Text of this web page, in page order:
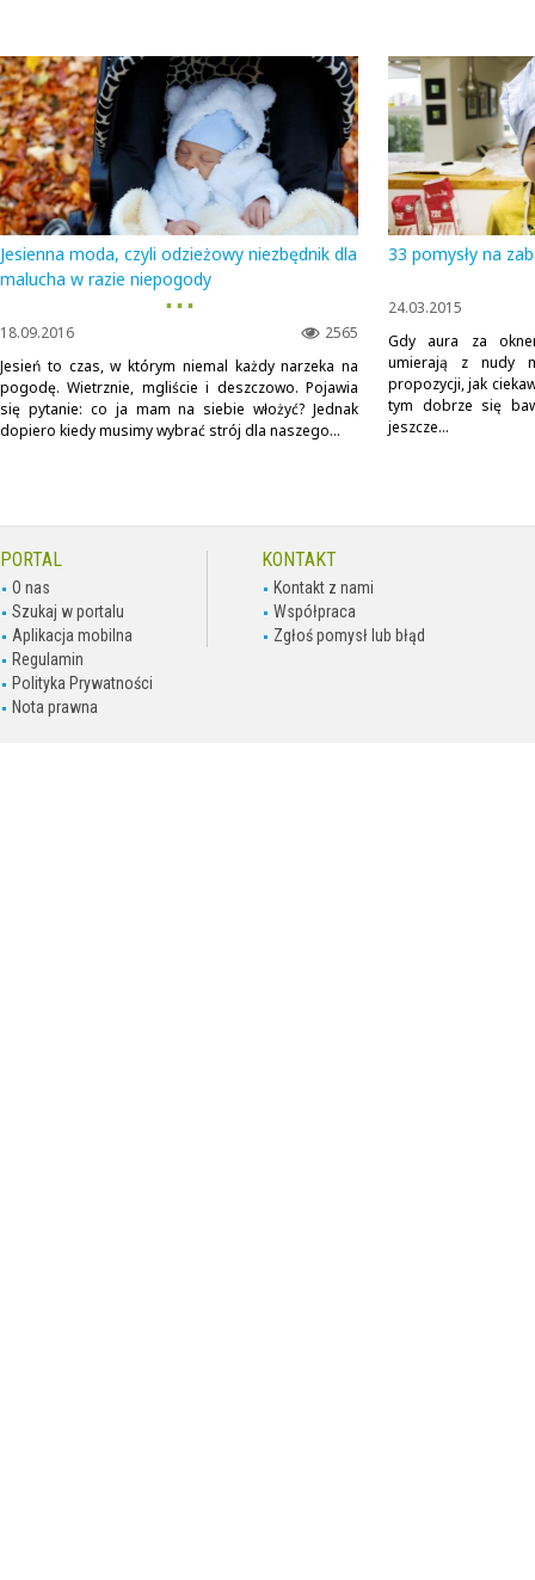
Jesienna moda, czyli odzieżowy niezbędnik dla
malucha w razie niepogody
▪ ▪ ▪
2565
18.09.2016
Jesień to czas, w którym niemal każdy narzeka na
pogodę. Wietrznie, mgliście i deszczowo. Pojawia
się pytanie: co ja mam na siebie włożyć? Jednak
dopiero kiedy musimy wybrać strój dla naszego...
33 pomysły na
24.03.2015
Gdy aura za
umierają z nudy
propozycji, jak
tym dobrze się
jeszcze...
PORTAL
O nas
Szukaj w portalu
Aplikacja mobilna
Regulamin
Polityka Prywatności
Nota prawna
KONTAKT
Kontakt z nami
Współpraca
Zgłoś pomysł lub błąd